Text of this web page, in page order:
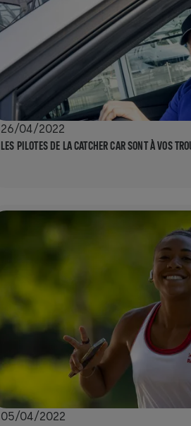
26/04/2022
LES PILOTES DE LA CATCHER CAR SONT À VOS
05/04/2022